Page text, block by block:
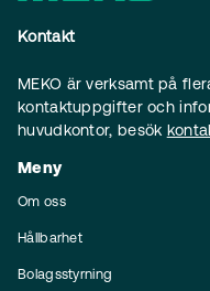
Kontakt
MEKO är verksamt på
kontaktuppgifter och
huvudkontor, besök
Meny
Om oss
Hållbarhet
Bolagsstyrning